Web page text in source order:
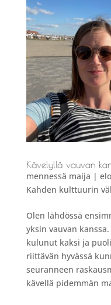
Kävelyllä vauvan
mennessä maija |
Kahden kulttuurin
Olen lähdössä
yksin vauvan
kulunut kaksi ja
riittävän hyvässä
seuranneen
kävellä pidemmän